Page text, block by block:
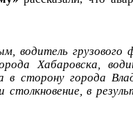
водитель грузового
Хабаровска,
в сторону города
столкновение, в